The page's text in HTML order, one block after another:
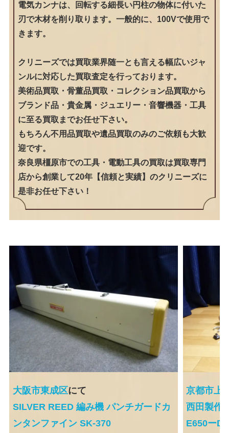
電気カンナは、回転する細長い円柱の物体に付いた
刃で木材を削り取ります。一般的に、100Vで使用で
きます。
クリニーズでは買取業界随一とも言える幅広いジャ
ンルに対応した買取査定を行っております。
美術品買取・骨董品買取・コレクション品買取から
ブランド品・貴金属・ジュエリー・音響機器・工具
に至る買取までお任せ下さい。
もちろん不用品買取や遺品買取のみのご依頼も大歓
迎です。
奈良県橿原市での工具・電動工具の買取は買取専門
店から創業して20年【信頼と実績】のクリニーズに
是非お任せ下さい！
大阪市東成区にて
SILVER REED 編み機 パンチガードカ
ンタンファイン SK-370
京都市上
西田製作
E650ー